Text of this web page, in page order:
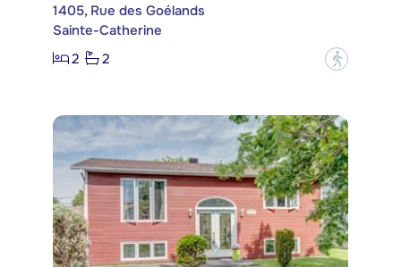
1405, Rue des Goélands
Sainte-Catherine
2
2 ?